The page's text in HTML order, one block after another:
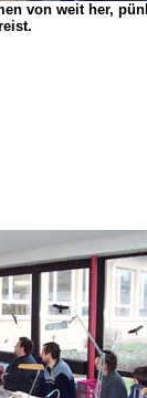
von weit her,